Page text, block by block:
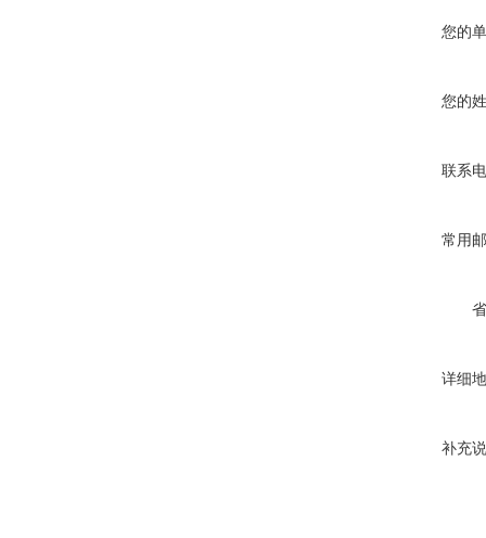
您的
您的
联系
常用
详细
补充